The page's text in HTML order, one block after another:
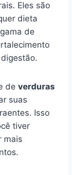
Eles são
dieta
de
de verduras
suas
Isso
tiver
mais